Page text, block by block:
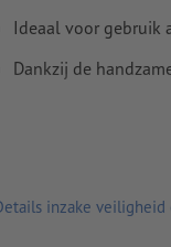
Ideaal voor gebruik
Dankzij de
Gemakkelijk te
openvouwen in
inzake